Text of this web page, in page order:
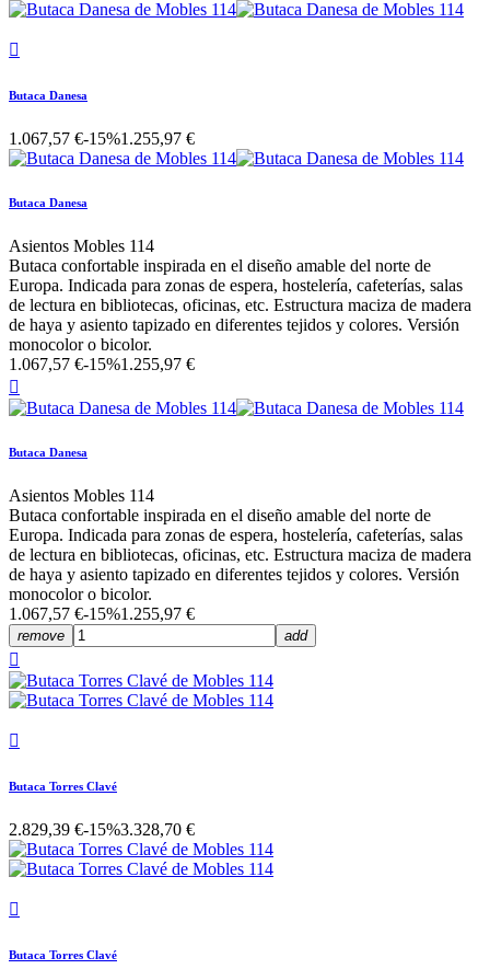

Butaca Danesa
1.067,57 €-15%1.255,97 €
Butaca Danesa
Asientos Mobles 114
Butaca confortable inspirada en el diseño amable del norte de
Europa. Indicada para zonas de espera, hostelería, cafeterías, salas
de lectura en bibliotecas, oficinas, etc. Estructura maciza de madera
de haya y asiento tapizado en diferentes tejidos y colores. Versión
monocolor o bicolor.
1.067,57 €-15%1.255,97 €

Butaca Danesa
Asientos Mobles 114
Butaca confortable inspirada en el diseño amable del norte de
Europa. Indicada para zonas de espera, hostelería, cafeterías, salas
de lectura en bibliotecas, oficinas, etc. Estructura maciza de madera
de haya y asiento tapizado en diferentes tejidos y colores. Versión
monocolor o bicolor.
1.067,57 €-15%1.255,97 €
remove add


Butaca Torres Clavé
2.829,39 €-15%3.328,70 €

Butaca Torres Clavé